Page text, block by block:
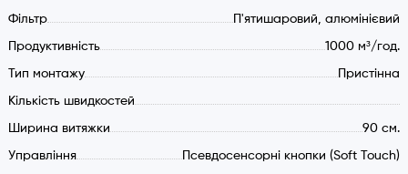
Фільтр П'ятишаровий, алюмінієвий
Продуктивність 1000 м³/год.
Тип монтажу Пристінна
Кількість швидкостей
Ширина витяжки 90 см.
Управління Псевдосенсорні кнопки (Soft Touch)